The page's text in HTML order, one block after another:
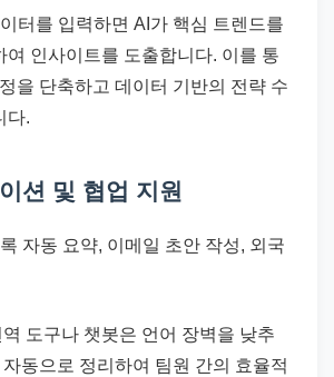
터를 입력하면 AI가 핵심 트렌드를
여 인사이트를 도출합니다. 이를 통
을 단축하고 데이터 기반의 전략 수
다.
션 및 협업 지원
자동 요약, 이메일 초안 작성, 외국
도구나 챗봇은 언어 장벽을 낮추
동으로 정리하여 팀원 간의 효율적